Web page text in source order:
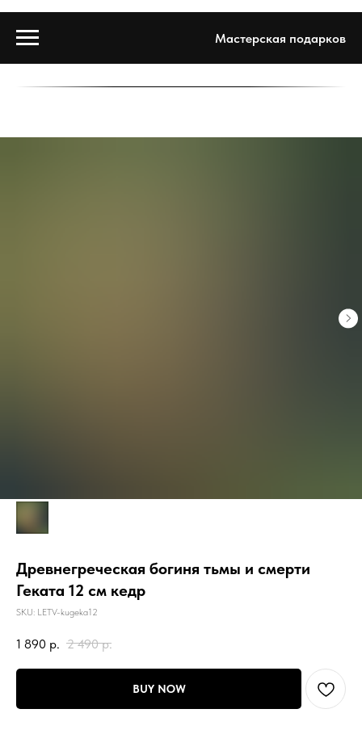
Мастерская подарков
Древнегреческая богиня тьмы и смерти
Геката 12 см кедр
SKU: LETV-kugeka12
1 890 р. 2 490 р.
BUY NOW